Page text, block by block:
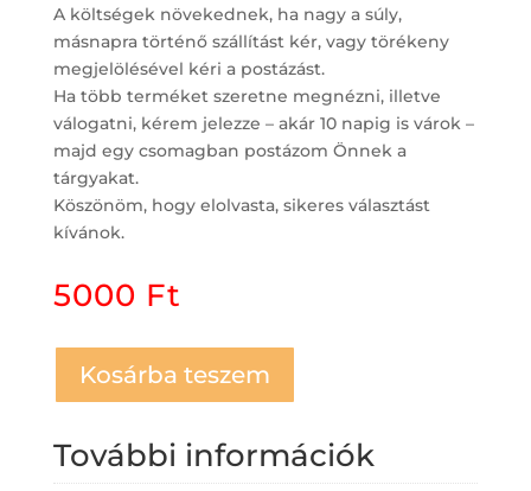
A költségek növekednek, ha nagy a súly,
másnapra történő szállítást kér, vagy törékeny
megjelölésével kéri a postázást.
Ha több terméket szeretne megnézni, illetve
válogatni, kérem jelezze – akár 10 napig is várok –
majd egy csomagban postázom Önnek a
tárgyakat.
Köszönöm, hogy elolvasta, sikeres választást
kívánok.
5000 Ft
Kosárba teszem
További információk